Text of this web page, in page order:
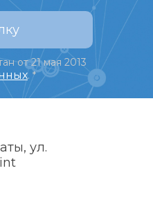
от 21 мая 2013
. *
ул.